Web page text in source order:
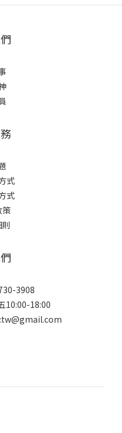
式
式
策
3908
10:00-18:00